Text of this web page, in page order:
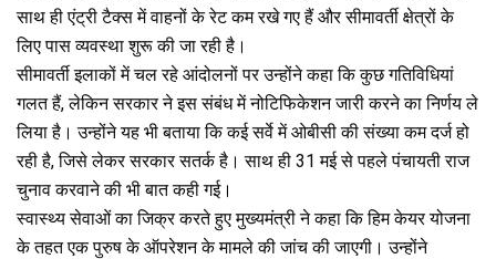
साथ ही एंट्री टैक्स में वाहनों के रेट कम रखे गए हैं और सीमावर्ती क्षेत्रों के
लिए पास व्यवस्था शुरू की जा रही है।
सीमावर्ती इलाकों में चल रहे आंदोलनों पर उन्होंने कहा कि कुछ गतिविधियां
गलत हैं, लेकिन सरकार ने इस संबंध में नोटिफिकेशन जारी करने का निर्णय ले
लिया है। उन्होंने यह भी बताया कि कई सर्वे में ओबीसी की संख्या कम दर्ज हो
रही है, जिसे लेकर सरकार सतर्क है। साथ ही 31 मई से पहले पंचायती राज
चुनाव करवाने की भी बात कही गई।
स्वास्थ्य सेवाओं का जिक्र करते हुए मुख्यमंत्री ने कहा कि हिम केयर योजना
के तहत एक पुरुष के ऑपरेशन के मामले की जांच की जाएगी। उन्होंने